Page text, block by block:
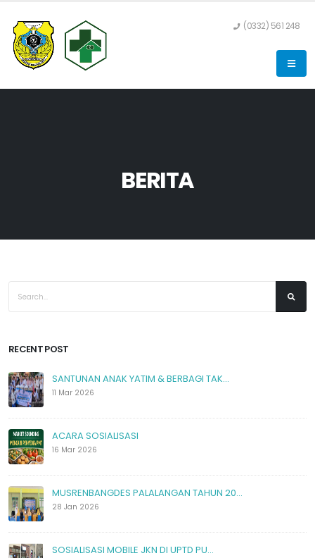
(0332) 561 248
BERITA
RECENT POST
SANTUNAN ANAK YATIM & BERBAGI TAK...
11 Mar 2026
ACARA SOSIALISASI
16 Mar 2026
MUSRENBANGDES PALALANGAN TAHUN 20...
28 Jan 2026
SOSIALISASI MOBILE JKN DI UPTD PU...